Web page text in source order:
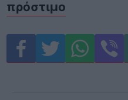
πρόστιμο